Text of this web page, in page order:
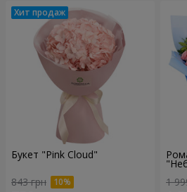
Букет "Pink Cloud"
843 грн
1